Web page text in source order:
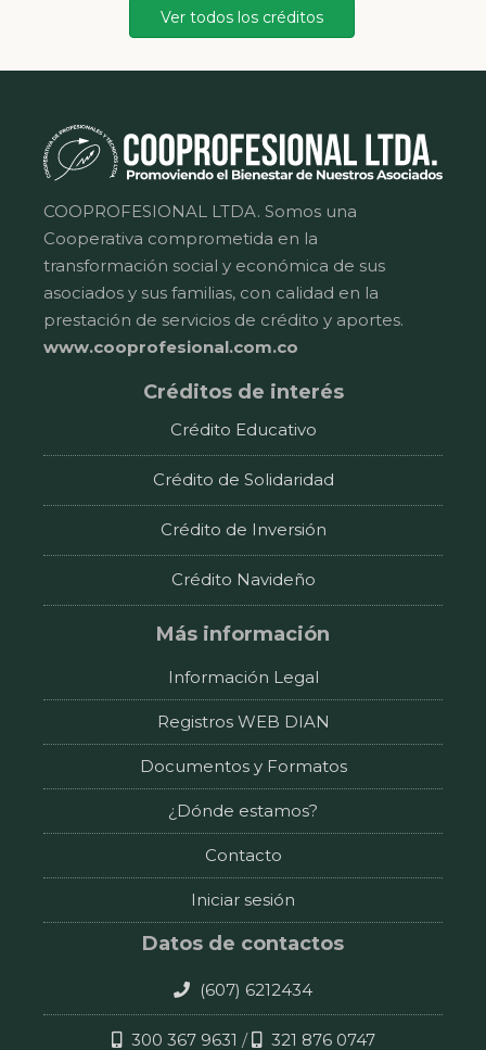
Ver todos los créditos
COOPROFESIONAL LTDA. Somos una
Cooperativa comprometida en la
transformación social y económica de sus
asociados y sus familias, con calidad en la
prestación de servicios de crédito y aportes.
www.cooprofesional.com.co
Créditos de interés
Crédito Educativo
Crédito de Solidaridad
Crédito de Inversión
Crédito Navideño
Más información
Información Legal
Registros WEB DIAN
Documentos y Formatos
¿Dónde estamos?
Contacto
Iniciar sesión
Datos de contactos
(607) 6212434
300 367 9631 / 321 876 0747